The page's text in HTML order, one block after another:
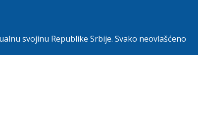
svojinu Republike Srbije. Svako neovlašćeno